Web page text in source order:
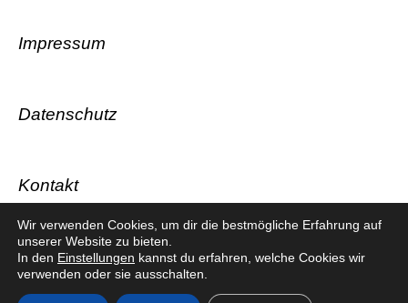
Impressum
Datenschutz
Kontakt
© HSG Laatzen-Rethen 2026
Wir verwenden Cookies, um dir die bestmögliche Erfahrung auf
unserer Website zu bieten.
In den Einstellungen kannst du erfahren, welche Cookies wir
verwenden oder sie ausschalten.